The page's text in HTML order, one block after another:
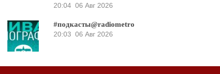
20:04 06 Авг 2026
#подкасты@radiometro
20:03 06 Авг 2026